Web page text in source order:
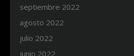
septiembre 2022
agosto 2022
julio 2022
junio 2022